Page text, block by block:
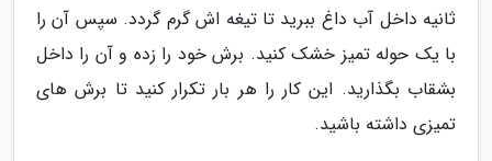
ثانیه داخل آب داغ ببرید تا تیغه اش گرم گردد. سپس آن را
با یک حوله تمیز خشک کنید. برش خود را زده و آن را داخل
بشقاب بگذارید. این کار را هر بار تکرار کنید تا برش های
تمیزی داشته باشید.